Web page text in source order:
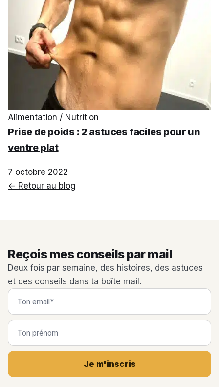
Alimentation / Nutrition
Prise de poids : 2 astuces faciles pour un
ventre plat
7 octobre 2022
← Retour au blog
Reçois mes conseils par mail
Deux fois par semaine, des histoires, des astuces
et des conseils dans ta boîte mail.
Je m'inscris